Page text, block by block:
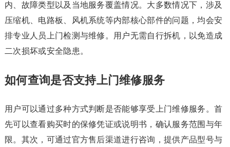
内、故障类型以及当地服务覆盖情况。大多数情况下，涉及
压缩机、电路板、风机系统等内部核心部件的问题，均会安
排专业人员上门检测与维修。用户无需自行拆机，以免造成
二次损坏或安全隐患。
如何查询是否支持上门维修服务
用户可以通过多种方式判断是否能够享受上门维修服务。首
先可以查看购买时的保修凭证或说明书，确认服务范围与年
限。其次，可通过官方售后渠道进行咨询，提供产品型号与